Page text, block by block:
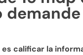
demande
calificar la